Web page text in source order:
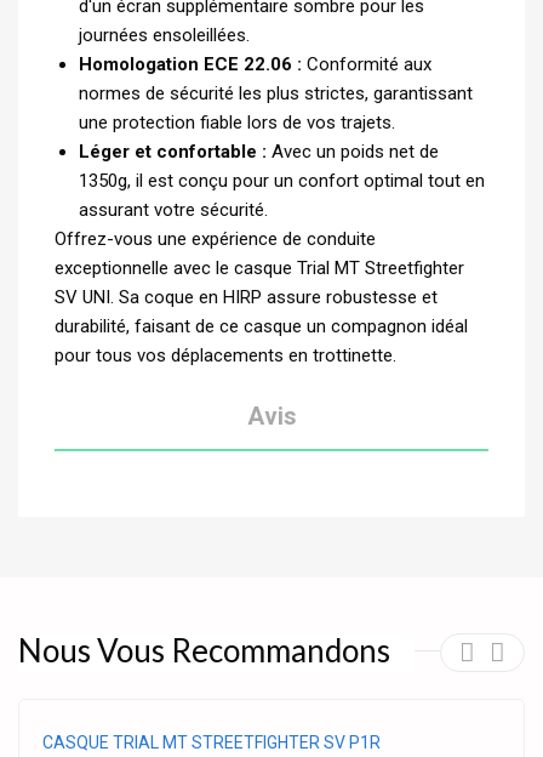
d'un écran supplémentaire sombre pour les
journées ensoleillées.
Homologation ECE 22.06 : Conformité aux
normes de sécurité les plus strictes, garantissant
une protection fiable lors de vos trajets.
Léger et confortable : Avec un poids net de
1350g, il est conçu pour un confort optimal tout en
assurant votre sécurité.
Offrez-vous une expérience de conduite
exceptionnelle avec le casque Trial MT Streetfighter
SV UNI. Sa coque en HIRP assure robustesse et
durabilité, faisant de ce casque un compagnon idéal
pour tous vos déplacements en trottinette.
Avis
Nous Vous Recommandons
CASQUE TRIAL MT STREETFIGHTER SV P1R